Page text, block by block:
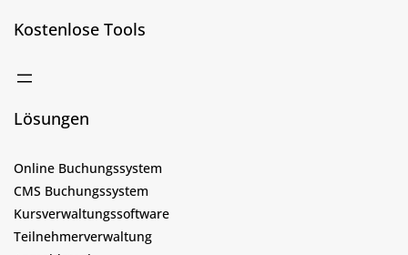
Kostenlose Tools
Lösungen
Online Buchungssystem
CMS Buchungssystem
Kursverwaltungssoftware
Teilnehmerverwaltung